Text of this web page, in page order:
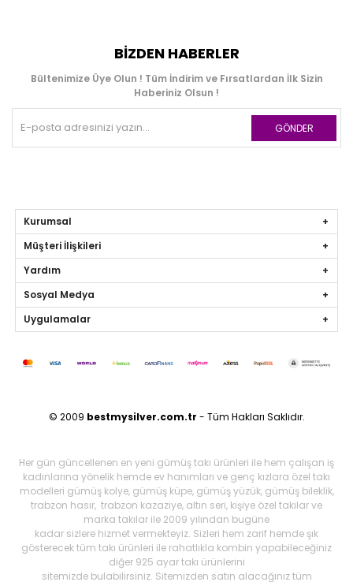
BIZDEN HABERLER
Bültenimize Üye Olun ! Tüm İndirim ve Fırsatlardan İlk Sizin
Haberiniz Olsun !
GÖNDER
Kurumsal
Müşteri İlişkileri
Yardım
Sosyal Medya
Uygulamalar
© 2009 bestmysilver.com.tr - Tüm Hakları Saklıdır.
Her gün güncellenen en yeni gümüş takı ürünleri ile hem çalışan iş
kadınlarına yönelik hemde ev hanımları ve genç kızlara özel takı
modelleri gümüş kolye, gümüş küpe, gümüş yüzük, gümüş bileklik,
trabzon hasır, trabzon kazaziye, altın seri, kişiye özel takılar ve
marka takılar ile 2009 yılından bugüne
kadar sizlere hizmet vermekteyiz. Sizleri hem zarif hemde şık
gösterecek tüm takı ürünleri ile rahatlıkla kombin yapabileceğiniz
diğer 925 ayar takı ürünlerini
sitemizde bulabilirsiniz. Sitemizden satın alacağınız tüm